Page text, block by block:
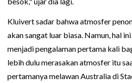
Kluivert sadar bahwa atmosfer
akan sangat luar biasa. Namun, hal
menjadi pengalaman pertama kali
lebih dulu merasakan atmosfer itu
pertamanya melawan Australia di